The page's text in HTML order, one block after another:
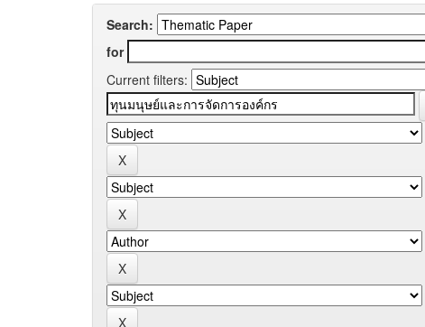
Search:
for
Current filters: